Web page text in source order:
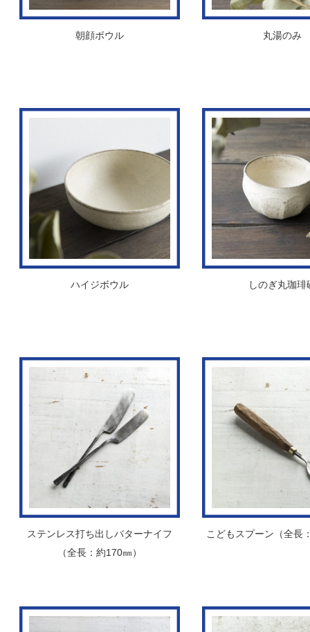
朝顔ボウル 丸湯のみ
ハイジボウル しのぎ丸珈琲
ステンレス打ち出しバターナイフ
（全長：約170㎜）
こどもスプーン（全長